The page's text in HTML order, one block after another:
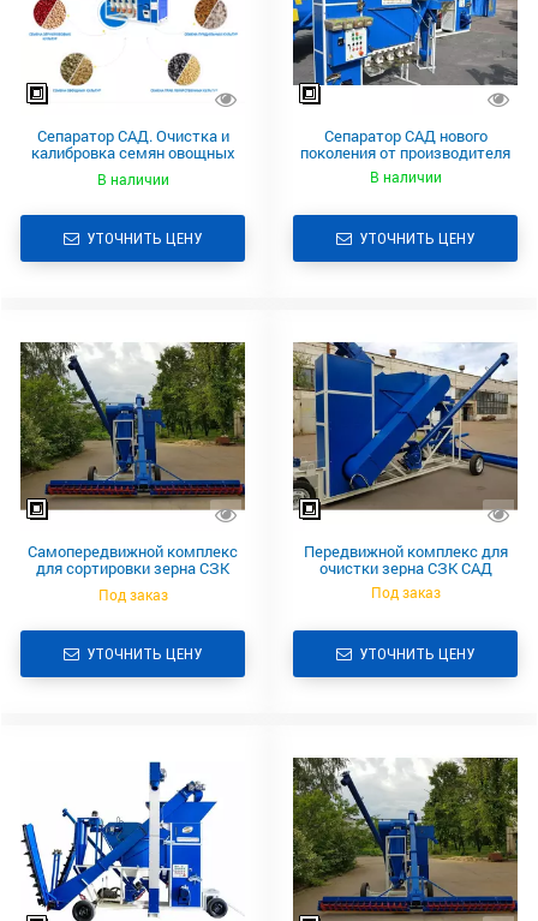
Сепаратор САД. Очистка и
калибровка семян овощных
культур
В наличии
УТОЧНИТЬ ЦЕНУ
Сепаратор САД нового
поколения от производителя
В наличии
УТОЧНИТЬ ЦЕНУ
Самопередвижной комплекс
для сортировки зерна СЗК
САД от производителя
Под заказ
УТОЧНИТЬ ЦЕНУ
Передвижной комплекс для
очистки зерна СЗК САД
Под заказ
УТОЧНИТЬ ЦЕНУ